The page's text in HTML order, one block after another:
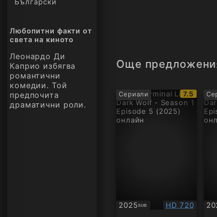
Български
Любопитни факти от
света на киното
Леонардо Ди
Каприо избягва
романтични
комедии. Той
предпочита
драматични роли.
Още
Сериали
IMDb
рейтинг:
7.5
2025SUB
Субтитри Качество:
HD 720